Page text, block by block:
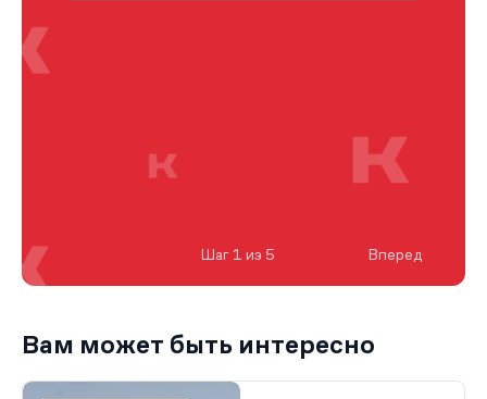
Шаг 1 из 5 Вперед
Вам может быть интересно